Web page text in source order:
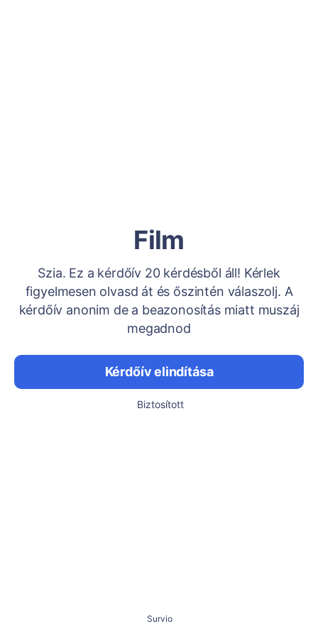
Film
Szia. Ez a kérdőív 20 kérdésből áll! Kérlek
figyelmesen olvasd át és őszintén válaszolj. A
kérdőív anonim de a beazonosítás miatt muszáj
megadnod
Kérdőív elindítása
Biztosított
Survio